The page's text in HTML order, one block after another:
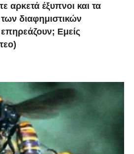
αρκετά έξυπνοι και τα
διαφημιστικών
Εμείς